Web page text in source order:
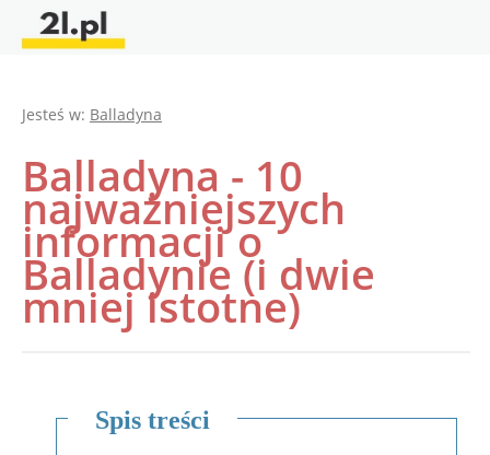
Jesteś w: Balladyna
Balladyna - 10
najważniejszych
informacji o
Balladynie (i dwie
mniej istotne)
Spis treści